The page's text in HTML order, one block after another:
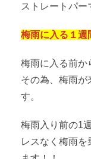
ストレートパー
梅雨に入る１週
梅雨に入る前か
その為、梅雨が
す。
梅雨入り前の1
レスなく梅雨